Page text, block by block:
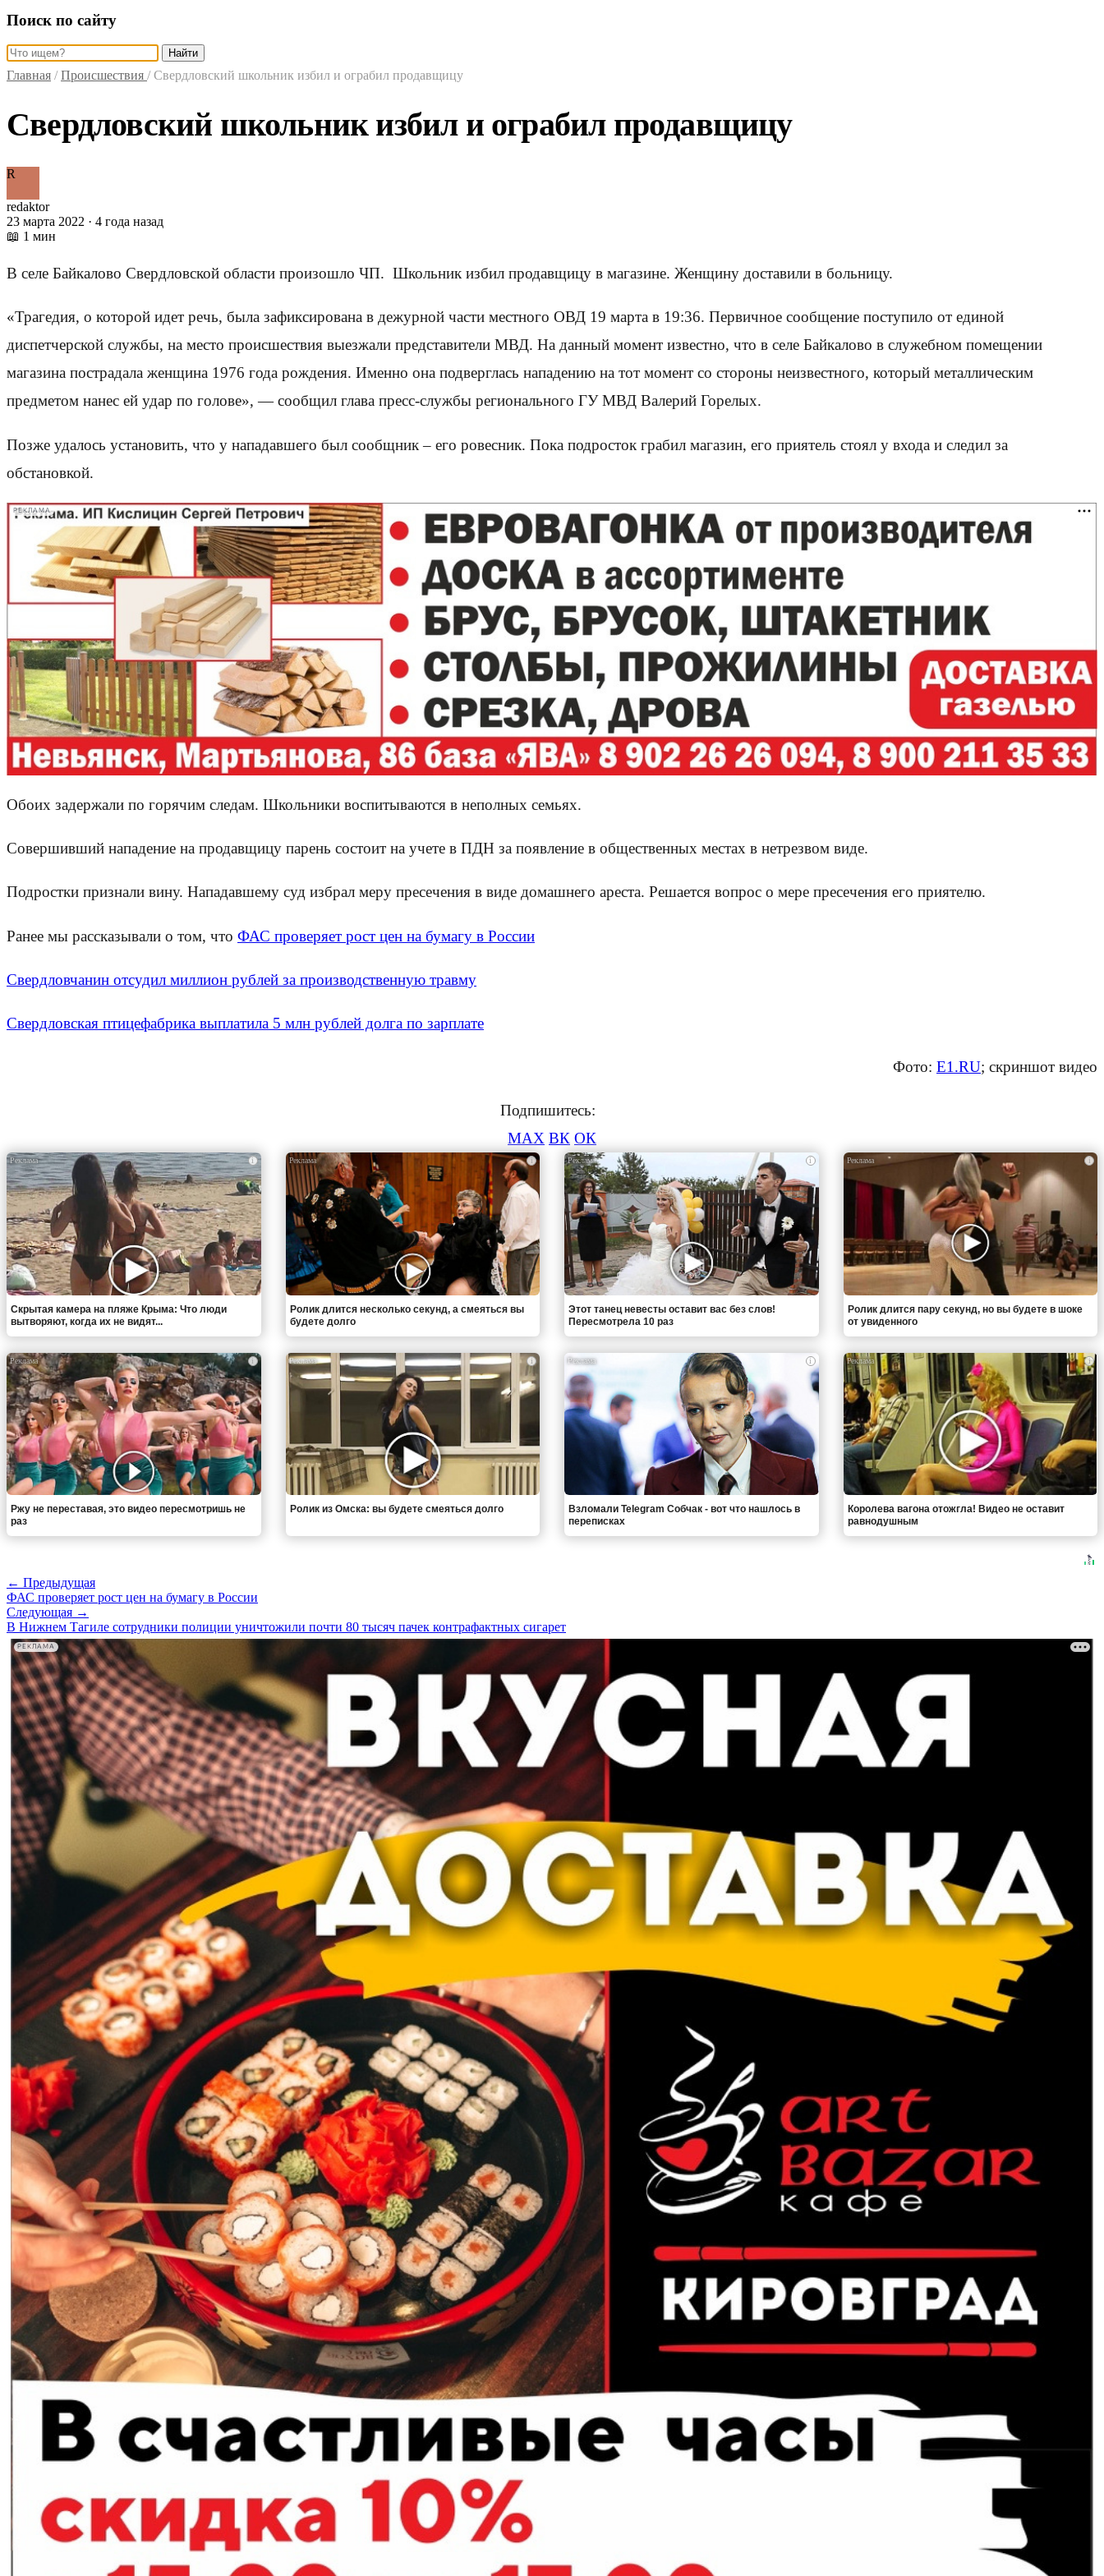
Поиск по сайту
Найти
Главная / Происшествия / Свердловский школьник избил и ограбил продавщицу
Свердловский школьник избил и ограбил продавщицу
R
redaktor
23 марта 2022 · 4 года назад
📖 1 мин
В селе Байкалово Свердловской области произошло ЧП. Школьник избил продавщицу в магазине. Женщину доставили в больницу.
«Трагедия, о которой идет речь, была зафиксирована в дежурной части местного ОВД 19 марта в 19:36. Первичное сообщение поступило от единой
диспетчерской службы, на место происшествия выезжали представители МВД. На данный момент известно, что в селе Байкалово в служебном помещении
магазина пострадала женщина 1976 года рождения. Именно она подверглась нападению на тот момент со стороны неизвестного, который металлическим
предметом нанес ей удар по голове», — сообщил глава пресс-службы регионального ГУ МВД Валерий Горелых.
Позже удалось установить, что у нападавшего был сообщник – его ровесник. Пока подросток грабил магазин, его приятель стоял у входа и следил за
обстановкой.
РЕКЛАМА
Обоих задержали по горячим следам. Школьники воспитываются в неполных семьях.
Совершивший нападение на продавщицу парень состоит на учете в ПДН за появление в общественных местах в нетрезвом виде.
Подростки признали вину. Нападавшему суд избрал меру пресечения в виде домашнего ареста. Решается вопрос о мере пресечения его приятелю.
Ранее мы рассказывали о том, что ФАС проверяет рост цен на бумагу в России
Свердловчанин отсудил миллион рублей за производственную травму
Свердловская птицефабрика выплатила 5 млн рублей долга по зарплате
Фото: E1.RU; скриншот видео
Подпишитесь:
MAX ВК ОК
i
Скрытая камера на пляже Крыма: Что люди
вытворяют, когда их не видят...
i
Ролик длится несколько секунд, а смеяться вы
будете долго
i
Этот танец невесты оставит вас без слов!
Пересмотрела 10 раз
i
Ролик длится пару секунд, но вы будете в шоке
от увиденного
i
Ржу не переставая, это видео пересмотришь не
раз
i
Ролик из Омска: вы будете смеяться долго
i
Взломали Telegram Собчак - вот что нашлось в
переписках
i
Королева вагона отожгла! Видео не оставит
равнодушным
← Предыдущая
ФАС проверяет рост цен на бумагу в России
Следующая →
В Нижнем Тагиле сотрудники полиции уничтожили почти 80 тысяч пачек контрафактных сигарет
РЕКЛАМА